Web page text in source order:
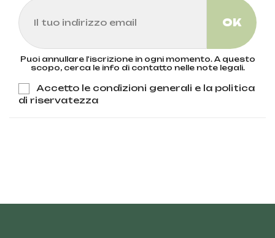
Puoi annullare l'iscrizione in ogni momento. A questo
scopo, cerca le info di contatto nelle note legali.
Accetto le condizioni generali e la politica
di riservatezza